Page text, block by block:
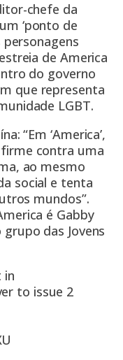
chefe da
‘ponto de
personagens
de America
do governo
que representa
LGBT.
“Em ‘America’,
contra uma
ao mesmo
social e tenta
mundos”.
é Gabby
das Jovens
in
to issue 2